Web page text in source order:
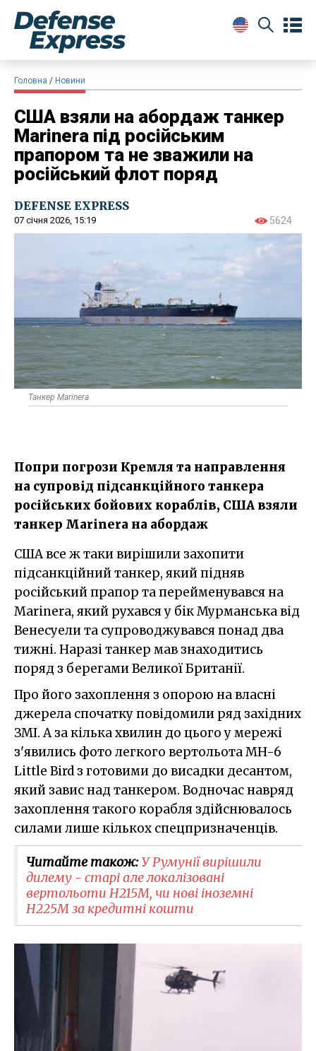
Головна Новини
США взяли на абордаж танкер
Marinera під російським
прапором та не зважили на
російський флот поряд
DEFENSE EXPRESS
07 січня 2026, 15:19 5624
Танкер Marinera
Попри погрози Кремля та направлення
на супровід підсанкційного танкера
російських бойових кораблів, США взяли
танкер Marinera на абордаж
США все ж таки вирішили захопити
підсанкційний танкер, який підняв
російський прапор та перейменувався на
Marinera, який рухався у бік Мурманська від
Венесуели та супроводжувався понад два
тижні. Наразі танкер мав знаходитись
поряд з берегами Великої Британії.
Про його захоплення з опорою на власні
джерела спочатку повідомили ряд західних
ЗМІ. А за кілька хвилин до цього у мережі
з'явились фото легкого вертольота MH-6
Little Bird з готовими до висадки десантом,
який завис над танкером. Водночас навряд
захоплення такого корабля здійснювалось
силами лише кількох спецпризначенців.
Читайте також:У Румунії вирішили
дилему - старі але локалізовані
вертольоти H215M, чи нові іноземні
H225M за кредитні кошти